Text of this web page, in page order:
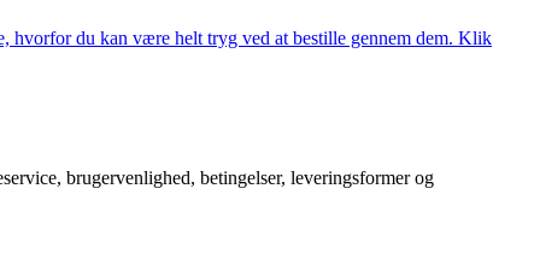
hvorfor du kan være helt tryg ved at bestille gennem dem. Klik
brugervenlighed, betingelser, leveringsformer og